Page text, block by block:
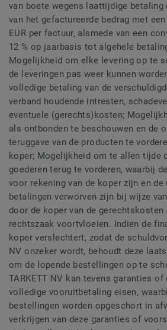
van boete wegens laattijdige betaling
van het gefactureerde bedrag met
EUR per factuur, alsmede van een
12 % op jaarbasis tot algehele
Mogelijkheid om elke levering op te
de leveringen pas weer kunnen
volledige betaling van de
verband houdende intresten,
eventuele (gerechts)kosten;
als ontbonden te beschouwen en de
teruggave van de producten te
koper; Mogelijkheid om te allen tijde
goederen terug te vorderen, waarbij
voor rekening van de koper zijn en de
betalingen verworven zijn bij wijze
door de koper van de
rechtszaak voortvloeien. Indien de
koper verslechtert, zodat de
NV onzeker wordt, behoudt deze
om de lopende bestellingen op te
TARKETT NV kan tevens garanties
volledige vooruitbetaling eisen,
bestellingen worden opgeschort in
verkrijgen van deze garanties of